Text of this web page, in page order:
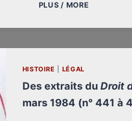
PLUS / MORE
“CÉLINE
LE
SIÈCLE”
HISTOIRE LÉGAL
Des extraits du Droit
mars 1984 (n° 441 à